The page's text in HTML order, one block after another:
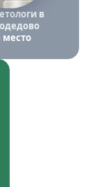
в
место